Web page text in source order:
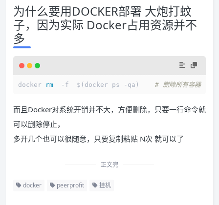
为什么要用DOCKER部署 大炮打蚊
子，因为实际 Docker占用资源并不
多
docker rm
  -f  $(docker ps -qa)
# 删除所有容器
而且Docker对系统开销并不大，方便删除，只要一行命令就
可以删除停止，
多开几个也可以很随意，只要复制粘贴 N次 就可以了
正文完
docker peerprofit 挂机